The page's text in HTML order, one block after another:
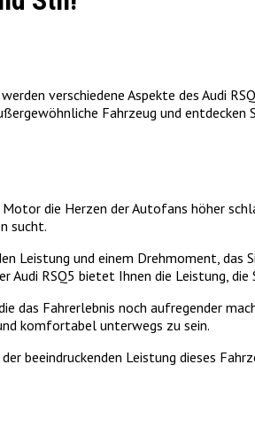
verschiedene Aspekte des Audi
Fahrzeug und
die Herzen der Autofans höher
sucht.
Leistung und einem Drehmoment,
RSQ5 bietet Ihnen die Leistung,
das Fahrerlebnis noch aufregender
komfortabel unterwegs zu sein.
beeindruckenden Leistung dieses